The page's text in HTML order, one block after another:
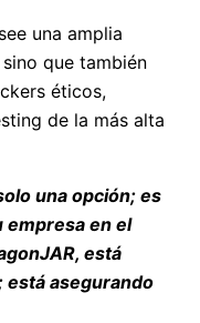
una amplia
que también
éticos,
de la más alta
una opción; es
empresa en el
está
está asegurando